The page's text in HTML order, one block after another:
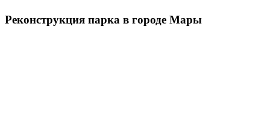
Реконструкция парка в городе Мары